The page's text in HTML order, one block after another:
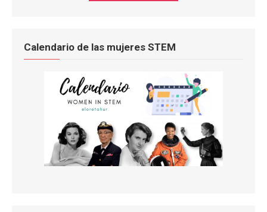
Calendario de las mujeres STEM